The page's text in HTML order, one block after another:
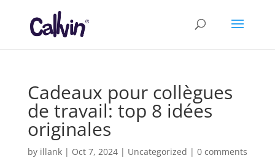
Cadeaux pour collègues
de travail: top 8 idées
originales
by illank| Oct 7, 2024| Uncategorized | 0 comments